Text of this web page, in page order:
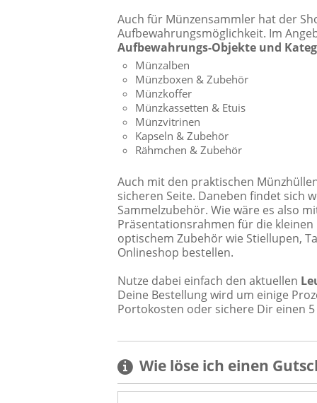
Auch für Münzensammler hat der
Aufbewahrungsmöglichkeit. Im
Aufbewahrungs-Objekte und
Münzalben
Münzboxen & Zubehör
Münzkoffer
Münzkassetten & Etuis
Münzvitrinen
Kapseln & Zubehör
Rähmchen & Zubehör
Auch mit den praktischen
sicheren Seite. Daneben findet sich
Sammelzubehör. Wie wäre es also
Präsentationsrahmen für die kleinen
optischem Zubehör wie Stiellupen,
Onlineshop bestellen.
Nutze dabei einfach den aktuellen
Deine Bestellung wird um einige
Portokosten oder sichere Dir einen
Wie löse ich einen